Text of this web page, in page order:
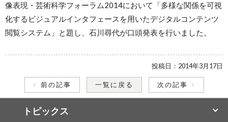
像表現・芸術科学フォーラム2014において「多様な関係を可視
化するビジュアルインタフェースを用いたデジタルコンテンツ
閲覧システム」と題し、石川尋代が口頭発表を行いました。
投稿日： 2014年3月17日
前の記事 一覧に戻る 次の記事
トピックス